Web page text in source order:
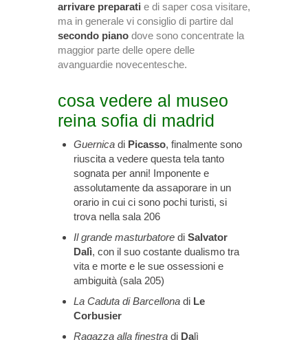
arrivare preparati e di saper cosa visitare,
ma in generale vi consiglio di partire dal
secondo piano dove sono concentrate la
maggior parte delle opere delle
avanguardie novecentesche.
cosa vedere al museo
reina sofia di madrid
Guernica di Picasso, finalmente sono
riuscita a vedere questa tela tanto
sognata per anni! Imponente e
assolutamente da assaporare in un
orario in cui ci sono pochi turisti, si
trova nella sala 206
Il grande masturbatore di Salvator
Dalì, con il suo costante dualismo tra
vita e morte e le sue ossessioni e
ambiguità (sala 205)
La Caduta di Barcellona di Le
Corbusier
Ragazza alla finestradi Dalì